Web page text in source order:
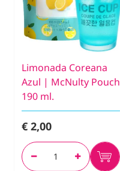
Limonada Coreana
Azul | McNulty Pouch
190 ml.
€ 2,00